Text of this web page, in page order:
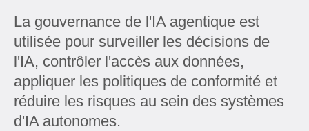
La gouvernance de l'IA agentique est
utilisée pour surveiller les décisions de
l'IA, contrôler l'accès aux données,
appliquer les politiques de conformité et
réduire les risques au sein des systèmes
d'IA autonomes.